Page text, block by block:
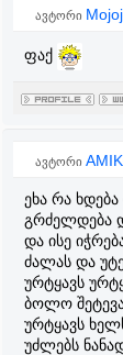
ავტორი
ფაქ
ავტორი
ეხა რა
გრძელდება
და ისე
ძალას და
ურტყავს
ბოლო
ურტყავს
უძლებს